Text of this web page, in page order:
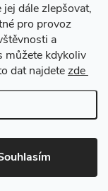
dále zlepšovat,
pro provoz
a
můžete kdykoliv
dat najdetezde
vyhrazena.Upravit